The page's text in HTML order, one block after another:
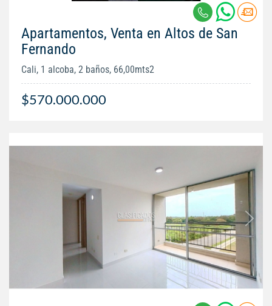
Apartamentos, Venta en Altos de San
Fernando
Cali, 1 alcoba, 2 baños, 66,00mts2
$570.000.000